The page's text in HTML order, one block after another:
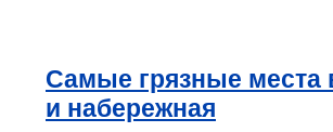
Самые грязные места
и набережная